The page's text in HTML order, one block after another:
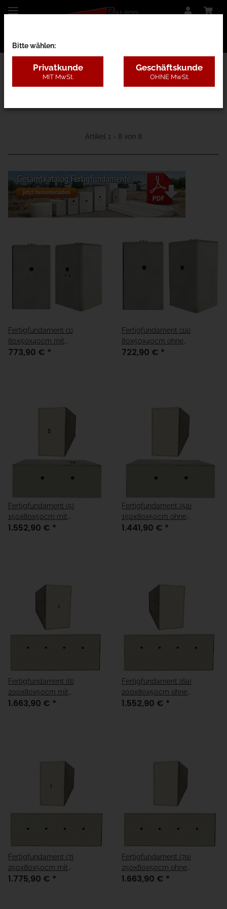
1CA - Basic
Artikel 1 - 8 von 8
Fertigfundament (1)
80x50x40cm mit
Kabelleerrohre
773,90 € *
Fertigfundament (1a)
80x50x40cm ohne
Kabelleerrohre
722,90 € *
Fertigfundament (5)
150x80x50cm mit
Kabelleerrohre
1.552,90 € *
Fertigfundament (5a)
150x80x50cm ohne
Kabelleerrohre
1.441,90 € *
Fertigfundament (6)
200x80x50cm mit
Kabelleerrohre
1.663,90 € *
Fertigfundament (6a)
200x80x50cm ohne
Kabelleerrohre
1.552,90 € *
Fertigfundament (7)
250x80x50cm mit
Kabelleerrohre
1.775,90 € *
Fertigfundament (7a)
250x80x50cm ohne
Kabelleerrohre
1.663,90 € *
Bitte wählen:
Privatkunde
MIT MwSt.
Geschäftskunde
OHNE MwSt.